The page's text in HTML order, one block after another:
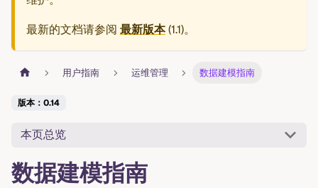
最新的文档请参阅 最新版本(1.1)。
用户指南 运维管理 数据建模指南
版本：0.14
本页总览
数据建模指南